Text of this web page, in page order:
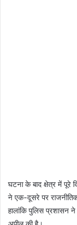
घटना के बाद क्षेत्र में पूरे
ने एक-दूसरे पर राजनीतिक
हालांकि पुलिस प्रशासन